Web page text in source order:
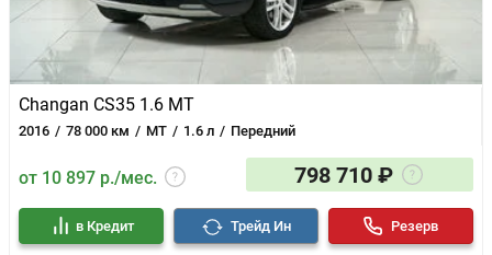
Changan CS35 1.6 MT
2016 78 000 км MT 1.6 л Передний
от 10 897 р./мес. 798 710 ₽
в Кредит Трейд Ин Резерв